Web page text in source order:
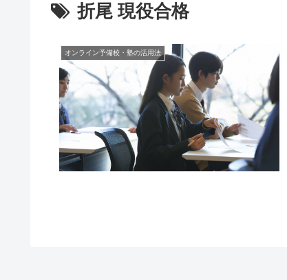
折尾 現役合格
オンライン予備校・塾の活用法